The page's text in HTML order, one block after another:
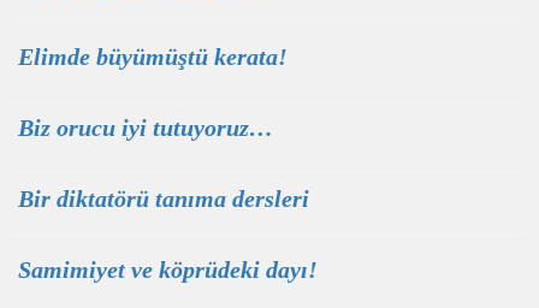
Elimde büyümüştü kerata!
Biz orucu iyi tutuyoruz…
Bir diktatörü tanıma dersleri
Samimiyet ve köprüdeki dayı!